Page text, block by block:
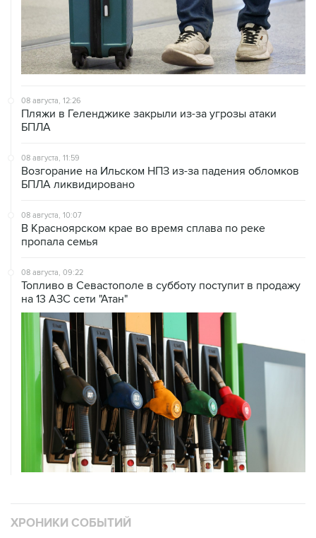
08 августа, 12:26
БПЛА
08 августа, 11:59
БПЛА ликвидировано
08 августа, 10:07
пропала семья
08 августа, 09:22
на 13 АЗС сети "Атан"